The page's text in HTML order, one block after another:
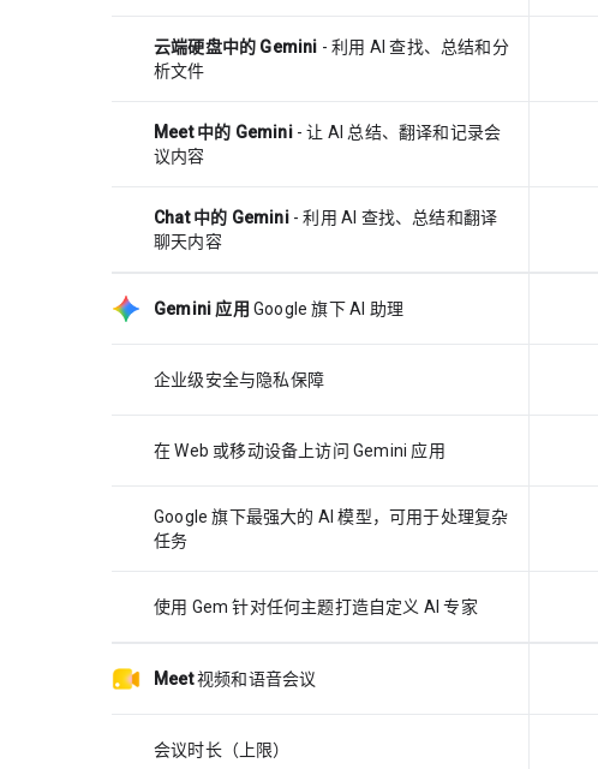
云端硬盘中的 Gemini - 利用 AI 查找、总结和分
析文件
Meet 中的 Gemini- 让 AI 总结、翻译和记录会
议内容
Chat 中的 Gemini- 利用 AI 查找、总结和翻译
聊天内容
Gemini 应用 Google 旗下 AI 助理
企业级安全与隐私保障
在 Web 或移动设备上访问 Gemini 应用
Google 旗下最强大的 AI 模型，可用于处理复杂
任务
使用 Gem 针对任何主题打造自定义 AI 专家
Meet 视频和语音会议
会议时长（上限）